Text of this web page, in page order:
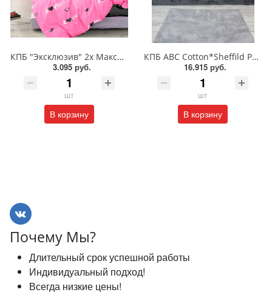
КПБ "Эксклюзив" 2х Макси п/Резинка/ПВ7-1206/ВТ/Асс
3.095 руб.
шт
В корзину
КПБ АВС Cotton*Sheffild Premium Евро/KAZANOV.A.
16.915 руб.
шт
В корзину
Почему Мы?
Длительный срок успешной работы
Индивидуальный подход!
Всегда низкие цены!